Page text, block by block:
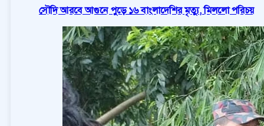
সৌদি আরবে আগুনে পুড়ে ১৬ বাংলাদেশির মৃত্যু, মিললো পরিচয়